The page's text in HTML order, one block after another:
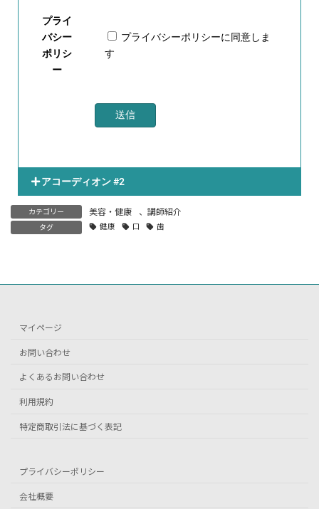
プライ
バシー
ポリシ
ー
プライバシーポリシーに同意しま
す
アコーディオン #2
カテゴリー 美容・健康 、 講師紹介
タグ 健康 口 歯
マイページ
お問い合わせ
よくあるお問い合わせ
利用規約
特定商取引法に基づく表記
プライバシーポリシー
会社概要